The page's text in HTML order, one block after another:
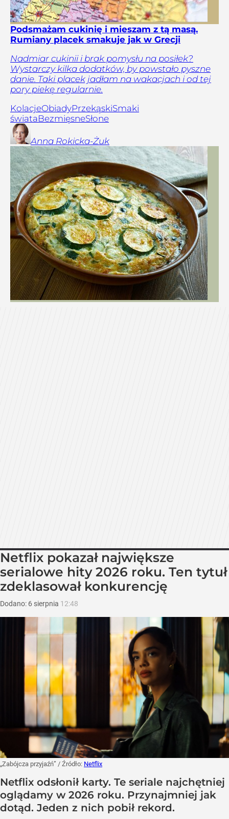
Podsmażam cukinię i mieszam z tą masą.
Rumiany placek smakuje jak w Grecji
Nadmiar cukinii i brak pomysłu na posiłek?
Wystarczy kilka dodatków, by powstało pyszne
danie. Taki placek jadłam na wakacjach i od tej
pory piekę regularnie.
KolacjeObiadyPrzekąskiSmaki
świataBezmięsneSłone
Anna Rokicka-Żuk
Netflix pokazał największe
serialowe hity 2026 roku. Ten tytuł
zdeklasował konkurencję
Dodano: 6 sierpnia 12:48
„Zabójcza przyjaźń” / Źródło: Netflix
Netflix odsłonił karty. Te seriale najchętniej
oglądamy w 2026 roku. Przynajmniej jak
dotąd. Jeden z nich pobił rekord.